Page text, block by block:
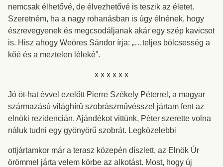
nemcsak élhetővé, de élvezhetővé is teszik az életet.
Szeretném, ha a nagy rohanásban is úgy élnének, hogy
észrevegyenek és megcsodáljanak akár egy szép kavicsot
is. Hisz ahogy Weöres Sándor írja: „…teljes bölcsesség a
kőé és a meztelen léleké”.
x x x x x x
Jó öt-hat évvel ezelőtt Pierre Székely Péterrel, a magyar
származású világhírű szobrászművésszel jártam fent az
elnöki rezidencián. Ajándékot vittünk, Péter szerette volna
náluk tudni egy gyönyörű szobrát. Legközelebbi
ottjártamkor már a terasz közepén díszlett, az Elnök Úr
örömmel járta velem körbe az alkotást. Most, hogy új